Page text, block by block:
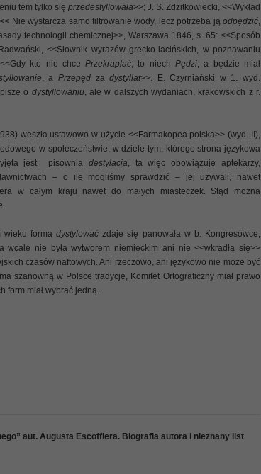
tem tylko się przedestyllowała>>; J. S. Zdzitkowiecki, <<Wykład
Nie wystarcza samo filtrowanie wody, lecz potrzeba ją odpędzić
technologii chemicznej>>, Warszawa 1846, s. 65: <<Sposób
<<Słownik wyrazów grecko-łacińskich, w poznawaniu
<<Gdy kto nie chcePrzekraplać; to niechPędzi , a będzie miał
, aPrzepęd zadystyllat>>. E. Czyrniański w 1. wyd.
o dystyllowaniu, ale w dalszych wydaniach, krakowskich z r.
weszła ustawowo w użycie <<Farmakopea polska>> (wyd. II),
w społeczeństwie; w dziele tym, którego strona językowa
jest pisownia destylacja , ta więc obowiązuje aptekarzy,
– o ile mogliśmy sprawdzić – jej używali, nawet
w całym kraju nawet do małych miasteczek. Stąd można
wieku formadystylować zdaje się panowała w b. Kongresówce,
nie była wytworem niemieckim ani nie <<wkradła się>>
czasów naftowych. Ani rzeczowo, ani językowo nie może być
szanowną w Polsce tradycję, Komitet Ortograficzny miał prawo
form miał wybrać jedną.
aut. Augusta Escoffiera. Biografia autora i nieznany list